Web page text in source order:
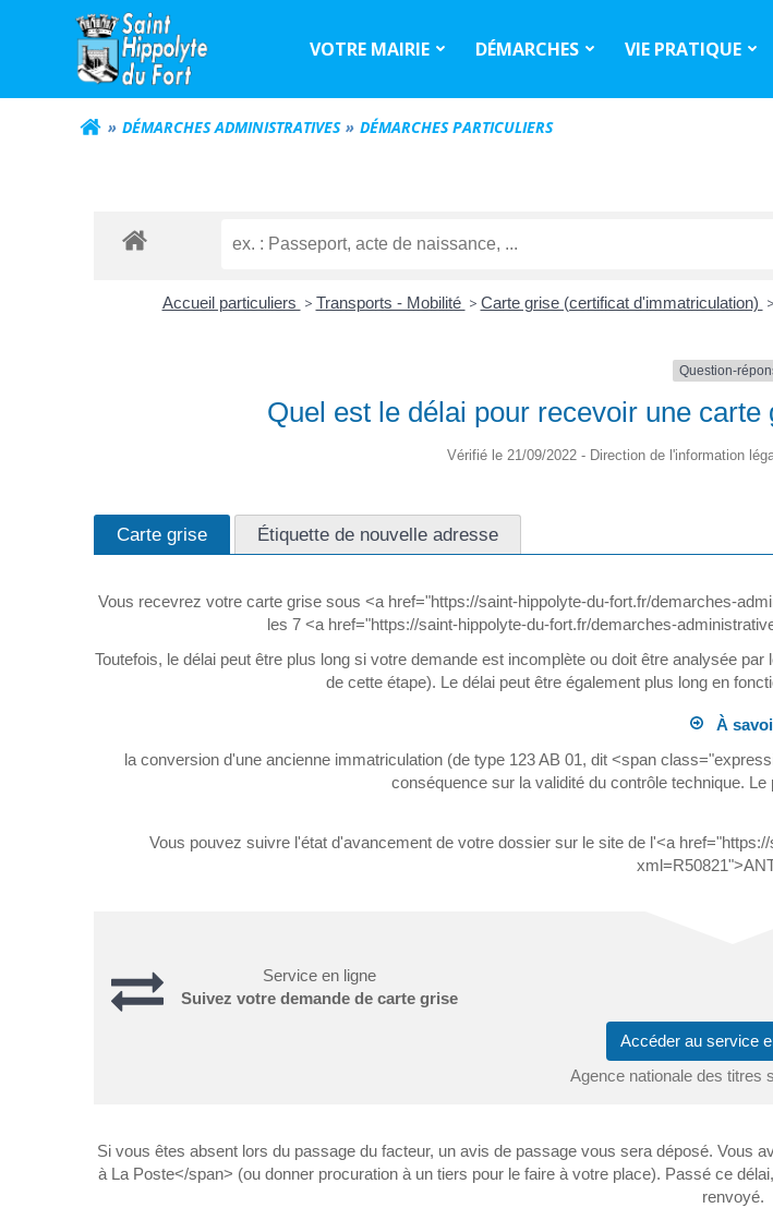
VOTRE MAIRIE DÉMARCHES VIE PRATIQUE
DÉMARCHES ADMINISTRATIVES DÉMARCHES PARTICULIERS
Accueil particuliers > Transports - Mobilité > Carte grise (certificat d'immatriculation) >
Question-
Quel est le délai pour recevoir une
Vérifié le 21/09/2022 - Direction de l'information
Carte grise Étiquette de nouvelle adresse
Vous recevrez votre carte grise sous <a href="https://saint-hippolyte-du-fort.fr/demarches-
les 7 <a href="https://saint-hippolyte-du-fort.fr/demarches-
Toutefois, le délai peut être plus long si votre demande est incomplète ou doit être analysée
de cette étape). Le délai peut être également plus long en
À
la conversion d'une ancienne immatriculation (de type 123 AB 01, dit <span
conséquence sur la validité du contrôle technique.
Vous pouvez suivre l'état d'avancement de votre dossier sur le site de l'<a
Service en ligne
Suivez votre demande de carte grise
Accéder au service
Agence nationale des titres
Si vous êtes absent lors du passage du facteur, un avis de passage vous sera déposé.
à La Poste</span> (ou donner procuration à un tiers pour le faire à votre place). Passé ce
renvoyé.